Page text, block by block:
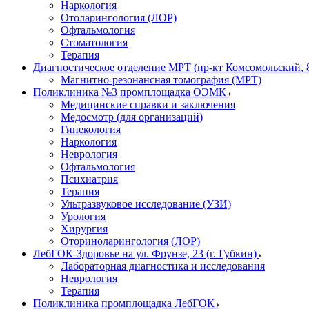
Наркология
Отоларингология (ЛОР)
Офтальмология
Стоматология
Терапия
Диагностическое отделение МРТ (пр-кт Комсомольский,
Магнитно-резонансная томография (МРТ)
Поликлиника №3 промплощадка ОЭМК
Медицинские справки и заключения
Медосмотр (для организаций)
Гинекология
Наркология
Неврология
Офтальмология
Психиатрия
Терапия
Ультразвуковое исследование (УЗИ)
Урология
Хирургия
Оториноларингология (ЛОР)
ЛебГОК-Здоровье на ул. Фрунзе, 23 (г. Губкин)
Лабораторная диагностика и исследования
Неврология
Терапия
Поликлиника промплощадка ЛебГОК